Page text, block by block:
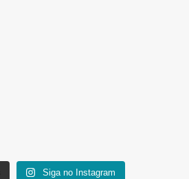
Siga no Instagram